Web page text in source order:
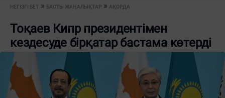
НЕГІЗГІ БЕТ БАСТЫ ЖАҢАЛЫҚТАР АҚОРДА
Тоқаев Кипр президентімен
кездесуде бірқатар бастама көтерді